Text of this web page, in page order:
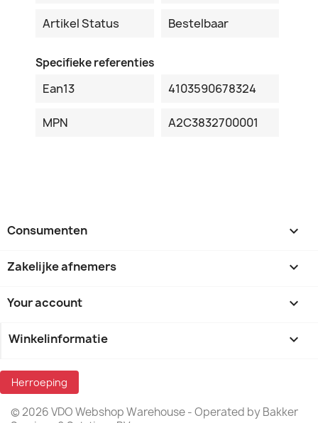
Artikel Status Bestelbaar
Specifieke referenties
Ean13 4103590678324
MPN A2C3832700001
Consumenten 
Zakelijke afnemers 
Your account 
Winkelinformatie keyboard_arrow_down
Herroeping
© 2026 VDO Webshop Warehouse - Operated by Bakker